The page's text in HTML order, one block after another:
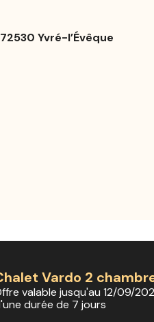
72530 Yvré-l’Évêque
Vardo 2
valable jusqu'au 12/09/
durée de 7 jours